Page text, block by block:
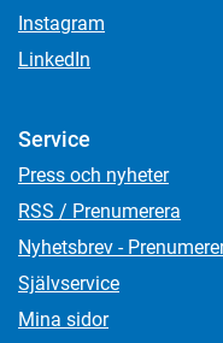
Instagram
LinkedIn
Service
Press och nyheter
RSS / Prenumerera
Nyhetsbrev -
Självservice
Mina sidor